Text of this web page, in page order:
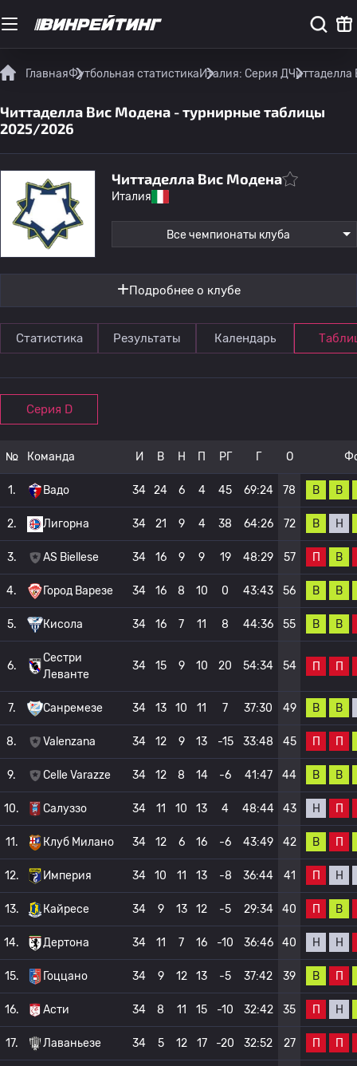
ГлавнаяФутбольная статистикаИталия: Серия ДЧиттаделла
Читтаделла Вис Модена - турнирные таблицы
2025/2026
Читтаделла Вис Модена
Италия
Все чемпионаты клуба
Подробнее о клубе
Статистика Результаты Календарь
Серия D
№ Команда И В Н П РГ Г О
1. Вадо 34 24 6 4 45 69:24 78 В В
2. Лигорна 34 21 9 4 38 64:26 72 В Н
3. AS Biellese 34 16 9 9 19 48:29 57 П В
4. Город Варезе 34 16 8 10 0 43:43 56 В В
5. Кисола 34 16 7 11 8 44:36 55 В В
6.
Сестри
Леванте
34 15 9 10 20 54:34 54 П П
7. Санремезе 34 13 10 11 7 37:30 49 В В
8. Valenzana 34 12 9 13 -15 33:48 45 П П
9. Celle Varazze 34 12 8 14 -6 41:47 44 В В
10. Салуззо 34 11 10 13 4 48:44 43 Н П
11. Клуб Милано 34 12 6 16 -6 43:49 42 В П
12. Империя 34 10 11 13 -8 36:44 41 П Н
13. Кайресе 34 9 13 12 -5 29:34 40 П В
14. Дертона 34 11 7 16 -10 36:46 40 Н Н
15. Гоццано 34 9 12 13 -5 37:42 39 В П
16. Асти 34 8 11 15 -10 32:42 35 П Н
17. Лаваньезе 34 5 12 17 -20 32:52 27 П П